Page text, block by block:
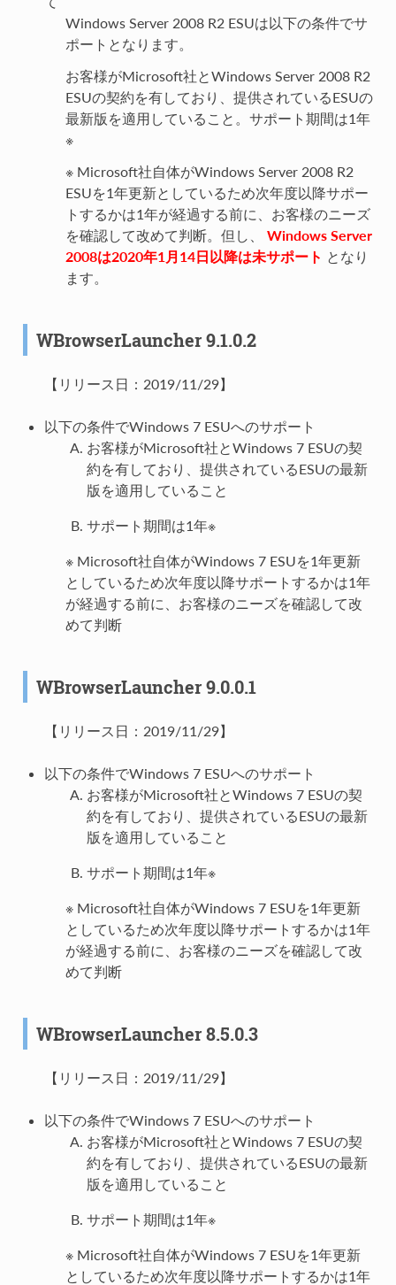
Windows Server 2008 R2 ESUは以下の条件でサ
ポートとなります。
お客様がMicrosoft社とWindows Server 2008 R2
ESUの契約を有しており、提供されているESUの
最新版を適用していること。サポート期間は1年
※
※ Microsoft社自体がWindows Server 2008 R2
ESUを1年更新としているため次年度以降サポー
トするかは1年が経過する前に、お客様のニーズ
を確認して改めて判断。但し、 Windows Server
2008は2020年1月14日以降は未サポート となり
ます。
WBrowserLauncher 9.1.0.2
【リリース日：2019/11/29】
以下の条件でWindows 7 ESUへのサポート
お客様がMicrosoft社とWindows 7 ESUの契
約を有しており、提供されているESUの最新
版を適用していること
サポート期間は1年※
※ Microsoft社自体がWindows 7 ESUを1年更新
としているため次年度以降サポートするかは1年
が経過する前に、お客様のニーズを確認して改
めて判断
WBrowserLauncher 9.0.0.1
【リリース日：2019/11/29】
以下の条件でWindows 7 ESUへのサポート
お客様がMicrosoft社とWindows 7 ESUの契
約を有しており、提供されているESUの最新
版を適用していること
サポート期間は1年※
※ Microsoft社自体がWindows 7 ESUを1年更新
としているため次年度以降サポートするかは1年
が経過する前に、お客様のニーズを確認して改
めて判断
WBrowserLauncher 8.5.0.3
【リリース日：2019/11/29】
以下の条件でWindows 7 ESUへのサポート
お客様がMicrosoft社とWindows 7 ESUの契
約を有しており、提供されているESUの最新
版を適用していること
サポート期間は1年※
※ Microsoft社自体がWindows 7 ESUを1年更新
としているため次年度以降サポートするかは1年